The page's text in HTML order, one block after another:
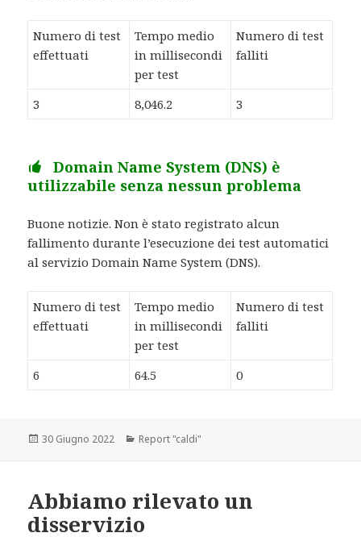
Numero di test
effettuati
Tempo medio
in millisecondi
per test
Numero di test
falliti
3 8,046.2 3
Domain Name System (DNS) è
utilizzabile senza nessun problema
Buone notizie. Non è stato registrato alcun
fallimento durante l’esecuzione dei test automatici
al servizio Domain Name System (DNS).
Numero di test
effettuati
Tempo medio
in millisecondi
per test
Numero di test
falliti
6 64.5 0
Scritto
30 Giugno 2022 Categorie
Report "caldi"
Abbiamo rilevato un
disservizio